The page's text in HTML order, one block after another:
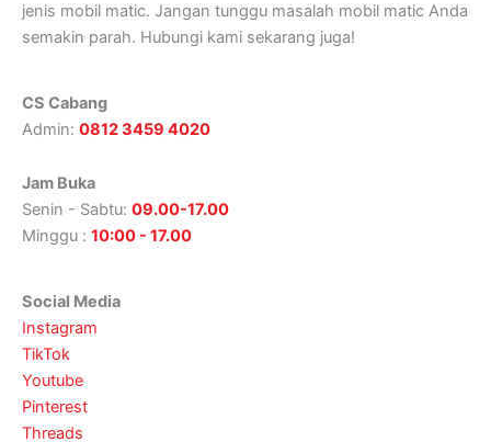
jenis mobil matic. Jangan tunggu masalah mobil matic Anda
semakin parah. Hubungi kami sekarang juga!
CS Cabang
Admin: 0812 3459 4020
Jam Buka
Senin - Sabtu: 09.00-17.00
Minggu : 10:00 - 17.00
Social Media
Instagram
TikTok
Youtube
Pinterest
Threads